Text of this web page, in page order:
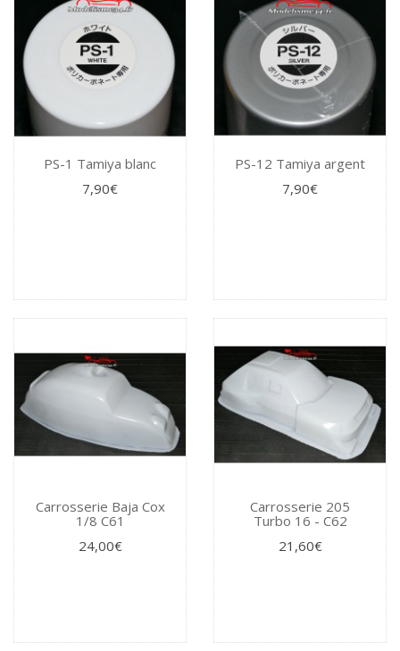
PS-1 Tamiya blanc
7,90€
PS-12 Tamiya argent
7,90€
Carrosserie Baja Cox
1/8 C61
24,00€
Carrosserie 205
Turbo 16 - C62
21,60€